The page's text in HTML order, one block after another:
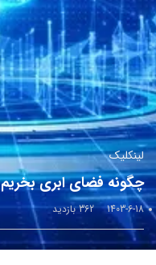
لینکلیک
چگونه فضای ابری
1403-6-18 362 بازدید